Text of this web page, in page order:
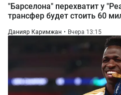
"Барселона" перехватит у
трансфер будет стоить 60
Данияр Каримжан Вчера 13:15